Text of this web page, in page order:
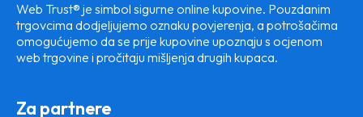
Web Trust® je simbol sigurne online kupovine. Pouzdanim
trgovcima dodjeljujemo oznaku povjerenja, a potrošačima
omogućujemo da se prije kupovine upoznaju s ocjenom
web trgovine i pročitaju mišljenja drugih kupaca.
Za partnere